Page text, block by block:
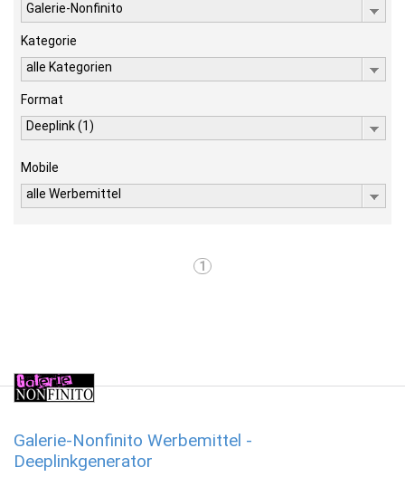
Galerie-Nonfinito
Kategorie
alle Kategorien
Format
Deeplink (1)
Mobile
alle Werbemittel
1
Galerie-Nonfinito Werbemittel -
Deeplinkgenerator